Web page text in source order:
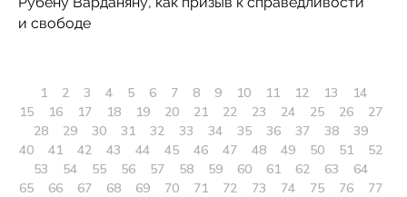
и свободе
1 2 3 4 5 6 7 8 9 10 11 12 13
14
15
16 17 18 19 20 21 22 23 24 25 26
27
28
29 30 31 32 33 34 35 36 37 38
39
40
41 42 43 44 45 46 47 48 49 50 51
52
53
54 55 56 57 58 59 60 61 62 63
64
65
66 67 68 69 70 71 72 73 74 75 76
77